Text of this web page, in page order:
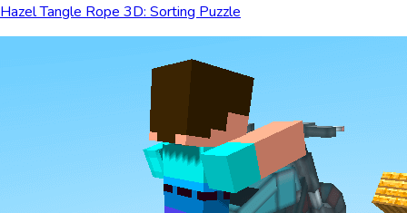
Hazel Tangle Rope 3D: Sorting Puzzle